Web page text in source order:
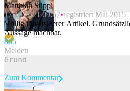
Beitrag melden
Matthiah Süppi
17.10.2021 09:57 registriert Mai 2015
Völlig inhaltsleerer Artikel.
Aussage machbar.
865
Melden
Zum Kommentar